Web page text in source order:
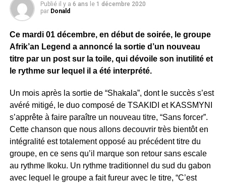
Publié il y a 6 ans le 1 décembre 2020
par Donald
Ce mardi 01 décembre, en début de soirée, le groupe
Afrik’an Legend a annoncé la sortie d’un nouveau
titre par un post sur la toile, qui dévoile son inutilité et
le rythme sur lequel il a été interprété.
Un mois après la sortie de “Shakala”, dont le succès s’est
avéré mitigé, le duo composé de TSAKIDI et KASSMYNI
s’apprête à faire paraître un nouveau titre, “Sans forcer”.
Cette chanson que nous allons decouvrir très bientôt en
intégralité est totalement opposé au précédent titre du
groupe, en ce sens qu’il marque son retour sans escale
au rythme Ikoku. Un rythme traditionnel du sud du gabon
avec lequel le groupe a fait fureur avec le titre, “C’est